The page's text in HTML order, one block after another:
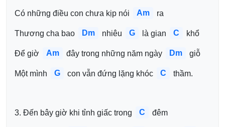
Có những điều con chưa kịp nói Am ra
Thương cha bao Dm nhiêu G là gian C khổ
Để giờ Am đây trong những năm ngày Dm giỗ
Một mình G con vẫn đứng lặng khóc C thầm.
3. Đến bây giờ khi tỉnh giấc trong C đêm